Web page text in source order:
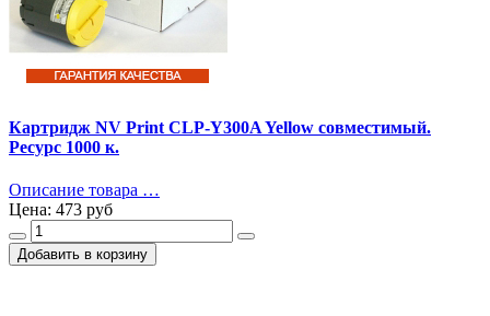
Картридж NV Print CLP-Y300A Yellow совместимый.
Ресурс 1000 к.
Описание товара …
Цена: 473 руб